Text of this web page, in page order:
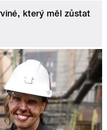
který měl zůstat